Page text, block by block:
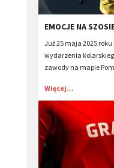
​EMOCJE NA
Już 25 maja 2025
wydarzenia
zawody na mapie
Więcej...